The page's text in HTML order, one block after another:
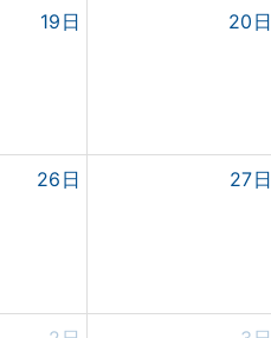
19日 20日
26日 27日